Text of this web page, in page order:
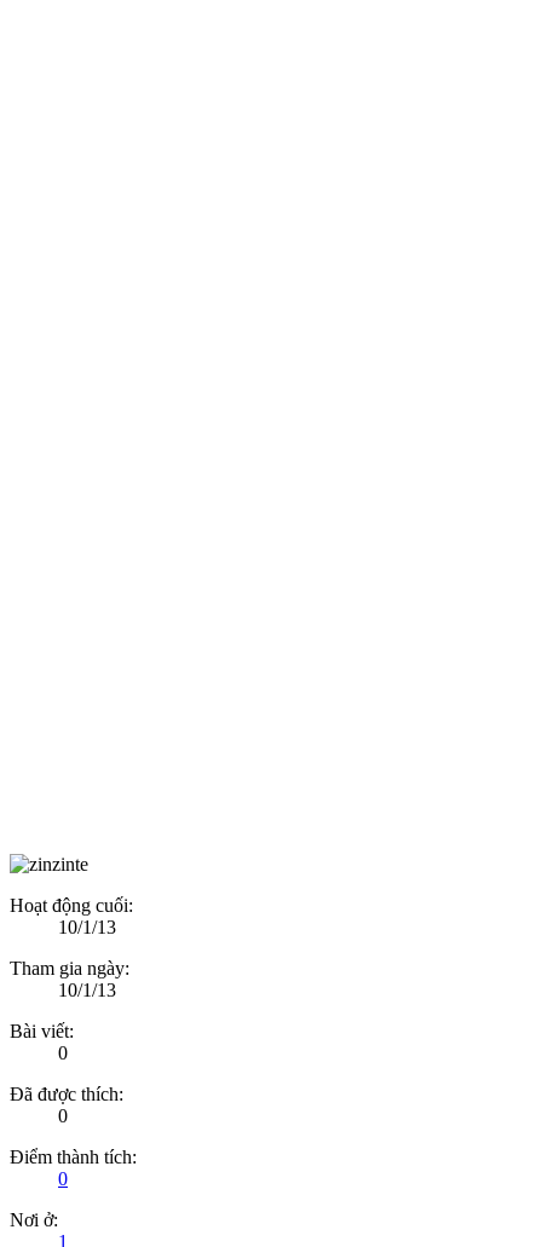
Hoạt động cuối:
10/1/13
Tham gia ngày:
10/1/13
Bài viết:
0
Đã được thích:
0
Điểm thành tích:
0
Nơi ở:
1